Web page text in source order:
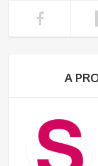
A